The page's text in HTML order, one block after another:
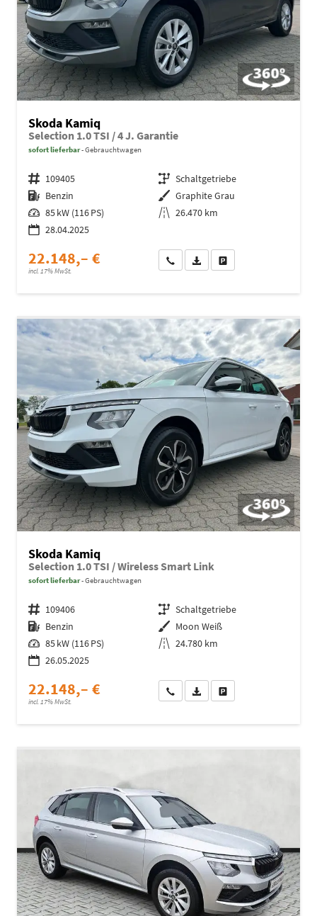
Skoda Kamiq
Selection 1.0 TSI / 4 J. Garantie
sofort lieferbar Gebrauchtwagen
Fahrzeugnr. 109405 Getriebe Schaltgetriebe
Kraftstoff Benzin Außenfarbe Graphite Grau
Leistung 85 kW (116 PS) Kilometerstand 26.470 km
28.04.2025
22.148,– €
incl. 17% MwSt.
Wir rufen Sie anFahrzeugexposé (PDF)
Skoda Kamiq
Selection 1.0 TSI / Wireless Smart Link
sofort lieferbar Gebrauchtwagen
Fahrzeugnr. 109406 Getriebe Schaltgetriebe
Kraftstoff Benzin Außenfarbe Moon Weiß
Leistung 85 kW (116 PS) Kilometerstand 24.780 km
26.05.2025
22.148,– €
incl. 17% MwSt.
Wir rufen Sie anFahrzeugexposé (PDF)